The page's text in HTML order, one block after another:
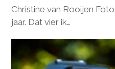
Christine van Rooijen
jaar. Dat vier ik…